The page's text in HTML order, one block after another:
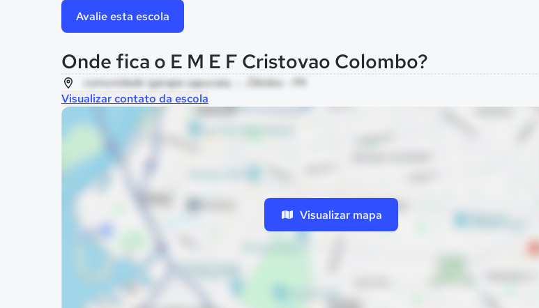
Avalie esta escola
Onde fica o E M E F Cristovao Colombo?
comunidade igarape sapucaia, - , Óbidos - PA
Visualizar contato da escola
Visualizar mapa